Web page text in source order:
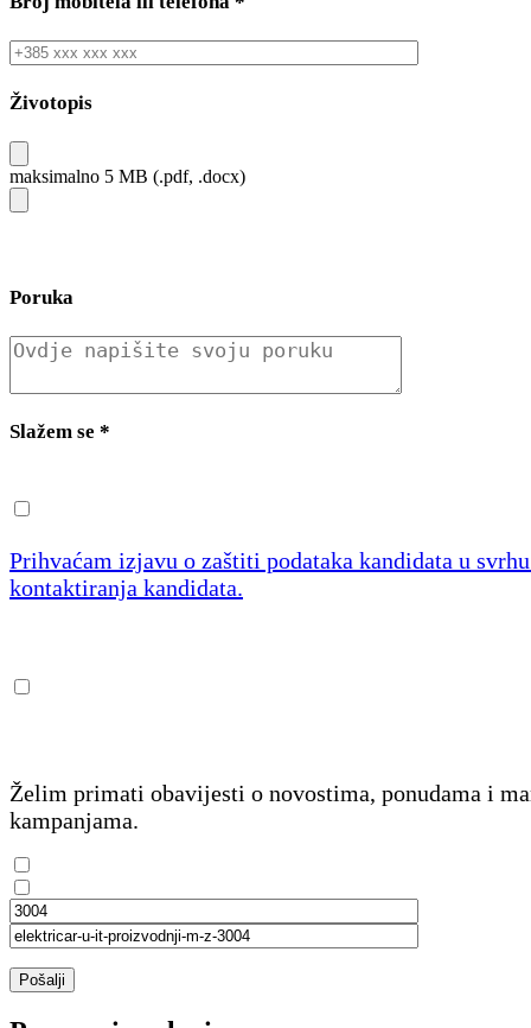
Životopis
maksimalno 5 MB (.pdf, .docx)
Poruka
Slažem se *
Prihvaćam izjavu o zaštiti podataka kandidata u
kontaktiranja kandidata.
Želim primati obavijesti o novostima, ponudama i
kampanjama.
Pošalji